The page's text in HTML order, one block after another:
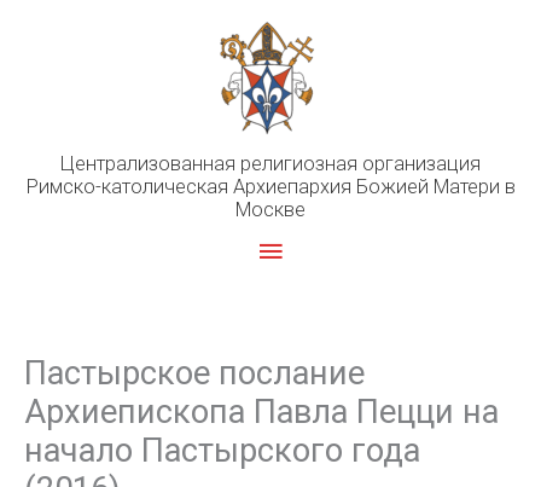
Централизованная религиозная организация
Римско-католическая Архиепархия Божией Матери в
Москве
Главное
Пастырское послание
Архиепископа Павла Пецци на
начало Пастырского года